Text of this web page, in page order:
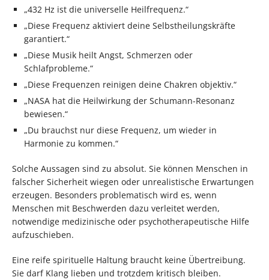
„432 Hz ist die universelle Heilfrequenz.“
„Diese Frequenz aktiviert deine Selbstheilungskräfte
garantiert.“
„Diese Musik heilt Angst, Schmerzen oder
Schlafprobleme.“
„Diese Frequenzen reinigen deine Chakren objektiv.“
„NASA hat die Heilwirkung der Schumann-Resonanz
bewiesen.“
„Du brauchst nur diese Frequenz, um wieder in
Harmonie zu kommen.“
Solche Aussagen sind zu absolut. Sie können Menschen in
falscher Sicherheit wiegen oder unrealistische Erwartungen
erzeugen. Besonders problematisch wird es, wenn
Menschen mit Beschwerden dazu verleitet werden,
notwendige medizinische oder psychotherapeutische Hilfe
aufzuschieben.
Eine reife spirituelle Haltung braucht keine Übertreibung.
Sie darf Klang lieben und trotzdem kritisch bleiben.